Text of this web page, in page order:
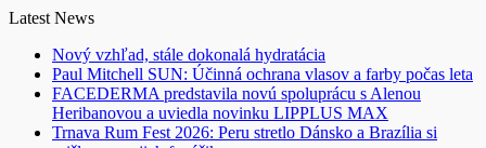
Skip
content
Latest News
Nový vzhľad, stále dokonalá hydratácia
Paul Mitchell SUN: Účinná ochrana vlasov a farby počas leta
FACEDERMA predstavila novú spoluprácu s Alenou
Heribanovou a uviedla novinku LIPPLUS MAX
Trnava Rum Fest 2026: Peru stretlo Dánsko a Brazília si